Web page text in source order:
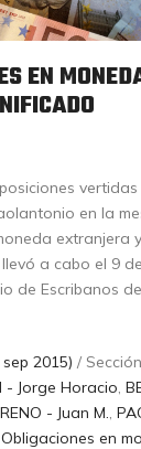
EN
en la
extranjera
a cabo el 9
de Escribanos
2015) /
- Jorge Horacio,
- Juan M.,
Obligaciones en